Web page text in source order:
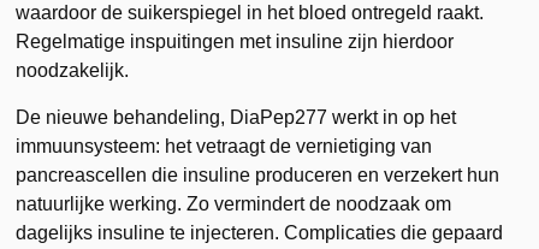
waardoor de suikerspiegel in het bloed ontregeld raakt.
Regelmatige inspuitingen met insuline zijn hierdoor
noodzakelijk.
De nieuwe behandeling, DiaPep277 werkt in op het
immuunsysteem: het vetraagt de vernietiging van
pancreascellen die insuline produceren en verzekert hun
natuurlijke werking. Zo vermindert de noodzaak om
dagelijks insuline te injecteren. Complicaties die gepaard